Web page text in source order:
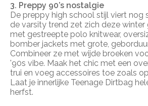
3. Preppy 90’s nostalgie
De preppy high school stijl viert nog
de varsity trend zet zich deze
met gestreepte polo knitwear,
bomber jackets met grote,
Combineer ze met wijde broeken
'90s vibe. Maak het chic met een
trui en voeg accessoires toe zoals
Laat je innerlijke Teenage Dirtbag
herfst.